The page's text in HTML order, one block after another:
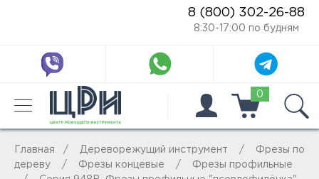
8 (800) 302-26-88
8:30-17:00 по будням
0
Главная Дереворежущий инструмент
Фрезы по
дереву
Фрезы концевые
Фрезы профильные